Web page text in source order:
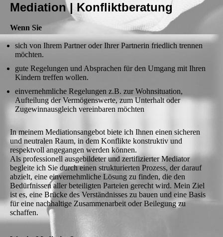
Mediation | Konfliktberatung
Wenn Sie
sich von Ihrem Partner oder Ihrer Partnerin friedlich trennen
möchten.
gute Regelungen und Absprachen für den Umgang mit Ihren
Kindern treffen wollen.
einvernehmliche Regelungen z.B. zur Wohnsituation,
Aufteilung der Vermögenswerte, zum Unterhalt oder
Zugewinnausgleich vereinbaren möchten
In meinem Mediationsangebot biete ich Ihnen einen sicheren
und neutralen Raum, in dem Konflikte konstruktiv und
respektvoll angegangen werden können.
Als professionell ausgebildeter und zertifizierter Mediator
begleite ich Sie durch einen strukturierten Prozess, der darauf
abzielt, eine einvernehmliche Lösung zu finden, die den
Bedürfnissen aller beteiligten Parteien gerecht wird. Mein Ziel
ist es, eine Brücke des Verständnisses zu bauen und eine Basis
für eine nachhaltige Zusammenarbeit oder Beilegung zu
schaffen.